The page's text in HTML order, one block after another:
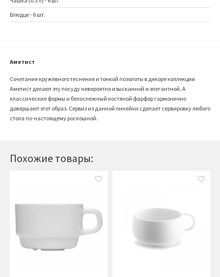
Похожие товары:
Блюдце - 6 шт.
Аметист
Сочетание кружевного теснения и тонкой позолоты в декоре коллекции
Аметист делают эту посуду невероятно изысканной и элегантной. А
классические формы и белоснежный костяной фарфор гармонично
довершают этот образ. Сервиз из данной линейки сделает сервировку любого
стола по-настоящему роскошной.